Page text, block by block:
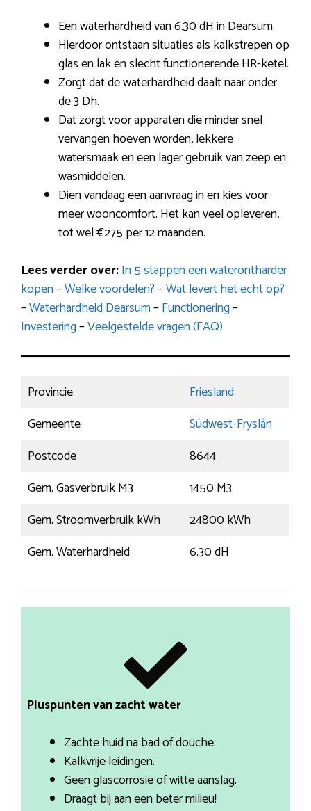
Een waterhardheid van 6.30 dH in Dearsum.
Hierdoor ontstaan situaties als kalkstrepen op
glas en lak en slecht functionerende HR-ketel.
Zorgt dat de waterhardheid daalt naar onder
de 3 Dh.
Dat zorgt voor apparaten die minder snel
vervangen hoeven worden, lekkere
watersmaak en een lager gebruik van zeep en
wasmiddelen.
Dien vandaag een aanvraag in en kies voor
meer wooncomfort. Het kan veel opleveren,
tot wel €275 per 12 maanden.
Lees verder over:In 5 stappen een waterontharder
kopen–Welke voordelen?–Wat levert het echt op?
–Waterhardheid Dearsum–Functionering–
Investering–Veelgestelde vragen (FAQ)
Provincie
Friesland
Gemeente
Súdwest-Fryslân
Postcode
8644
Gem. Gasverbruik M3
1450 M3
Gem. Stroomverbruik kWh
24800 kWh
Gem. Waterhardheid
6.30 dH
Pluspunten van zacht water
Zachte huid na bad of douche.
Kalkvrije leidingen.
Geen glascorrosie of witte aanslag.
Draagt bij aan een beter milieu!